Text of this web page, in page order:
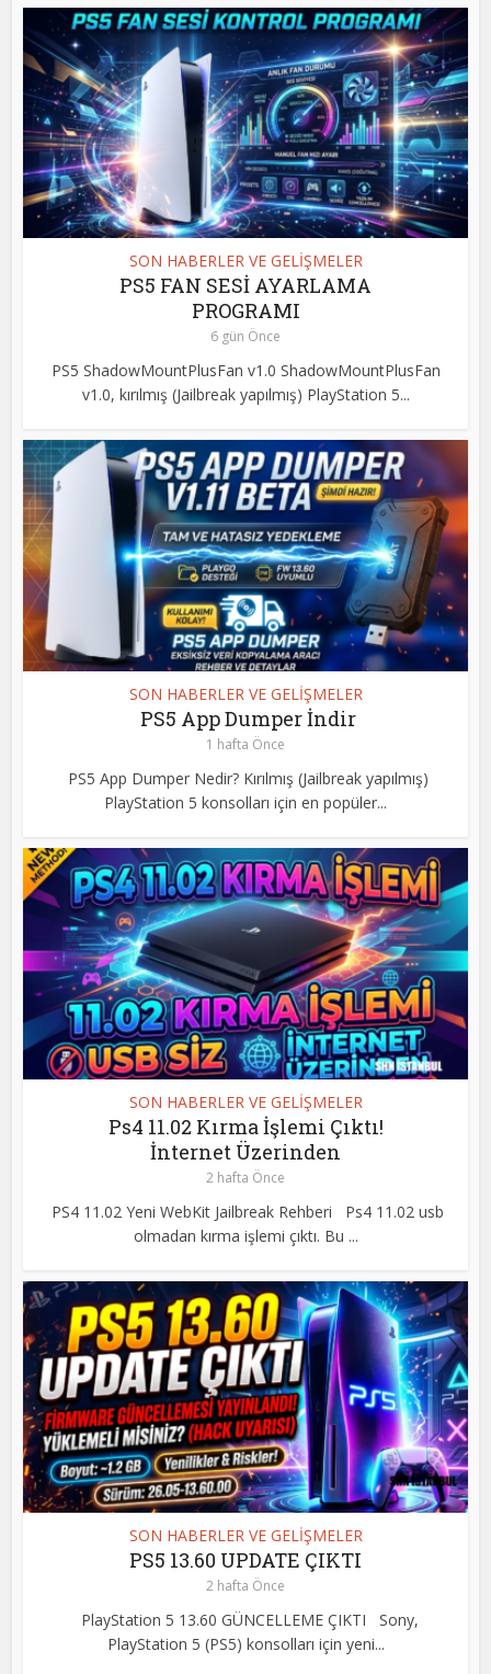
SON HABERLER VE GELİŞMELER
PS5 FAN SESİ AYARLAMA
PROGRAMI
6 gün Önce
PS5 ShadowMountPlusFan v1.0 ShadowMountPlusFan
v1.0, kırılmış (Jailbreak yapılmış) PlayStation 5...
SON HABERLER VE GELİŞMELER
PS5 App Dumper İndir
1 hafta Önce
PS5 App Dumper Nedir? Kırılmış (Jailbreak yapılmış)
PlayStation 5 konsolları için en popüler...
SON HABERLER VE GELİŞMELER
Ps4 11.02 Kırma İşlemi Çıktı!
İnternet Üzerinden
2 hafta Önce
PS4 11.02 Yeni WebKit Jailbreak Rehberi Ps4 11.02 usb
olmadan kırma işlemi çıktı. Bu ...
SON HABERLER VE GELİŞMELER
PS5 13.60 UPDATE ÇIKTI
2 hafta Önce
PlayStation 5 13.60 GÜNCELLEME ÇIKTI Sony,
PlayStation 5 (PS5) konsolları için yeni...